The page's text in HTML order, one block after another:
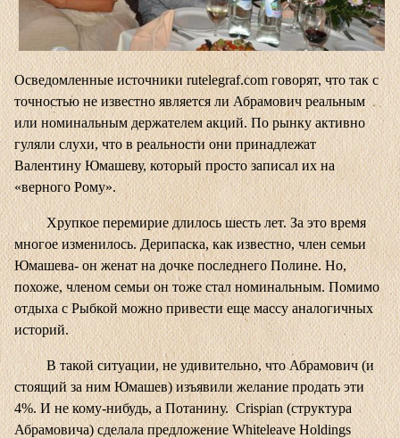
Осведомленные источникиrutelegraf.comговорят, что так с
точностью не известно является ли Абрамович реальным
или номинальным держателем акций. По рынку активно
гуляли слухи, что в реальности они принадлежат
Валентину Юмашеву, который просто записал их на
«верного Рому».
Хрупкое перемирие длилось шесть лет. За это время
многое изменилось. Дерипаска, как известно, член семьи
Юмашева- он женат на дочке последнего Полине. Но,
похоже, членом семьи он тоже стал номинальным. Помимо
отдыха с Рыбкой можно привести еще массу аналогичных
историй.
В такой ситуации, не удивительно, что Абрамович (и
стоящий за ним Юмашев) изъявили желание продать эти
4%. И не кому-нибудь, а Потанину. Crispian (структура
Абрамовича) сделала предложение Whiteleave Holdings